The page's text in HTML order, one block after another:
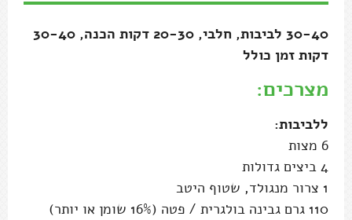
30-40 לביבות, חלבי, 20-30 דקות הכנה, 30-40
דקות זמן כולל
מצרכים:
ללביבות:
6 מצות
4 ביצים גדולות
1 צרור מנגולד, שטוף היטב
110 גרם גבינה בולגרית / פטה (16% שומן או יותר)